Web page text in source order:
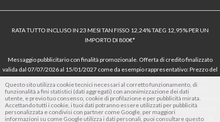
RATA TUTTO INCLUSO IN 23 MESI TAN FISSO 12,24% TAEG 12,95% PER UN
IMPORTO DI 800€*
Messaggio pubblicitario con finalità promozionale. Offerta di credito finalizzato
valida dal 07/07/2026 al 15/01/2027 come da esempio rappresentativo: Prezzo del
dell’offerta azzerati. Importo totale del credito € 800. Importo totale dovuto dal
Consumatore € 920. Decorrenza media della prima rata a 90 giorni. Al fine di gestire
le tue spese in modo responsabile e di conoscere eventuali altre offerte disponibili,
Findomestic ti ricorda, prima di sottoscrivere il contratto, di prendere visione di
Questo sito utilizza cookie tecnici necessari al corretto funzionamento, di
funzionalità a fini statistici (dati aggregati) con anonimizzazione dei dati
utente, e previo tuo consenso, cookie di profilazione e per pubblicità mirata.
Accettando tutti i cookie, i tuoi dati potranno essere utilizzati per pubblicità
personalizzata e condivisi con partner come Google, per maggiori
informazioni su come Google utilizza i dati personali, puoi consultare questo